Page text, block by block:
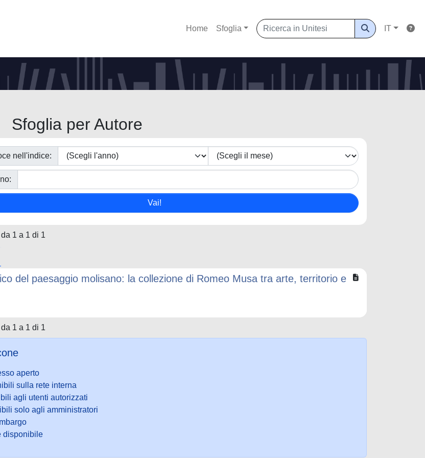
Home Sfoglia IT
Sfoglia per Autore
nell'indice:
1 a 1 di 1
del paesaggio molisano: la collezione di Romeo Musa tra arte, territorio e
1 a 1 di 1
aperto
sulla rete interna
agli utenti autorizzati
solo agli amministratori
disponibile